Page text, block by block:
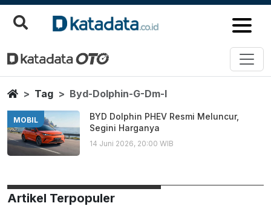
Byd Dolphin G Dm I
Berita Terbaru
HomeTag Byd-Dolphin-G-Dm-I
MOBIL
BYD Dolphin PHEV Resmi Meluncur,
Segini Harganya
14 Juni 2026, 20:00 WIB
Artikel Terpopuler